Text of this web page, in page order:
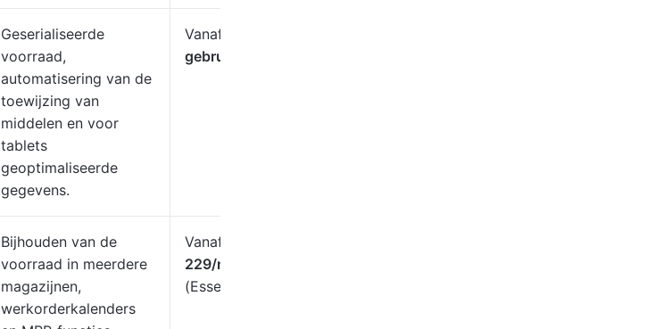
Geserialiseerde
voorraad,
automatisering van de
toewijzing van
middelen en voor
tablets
geoptimaliseerde
gegevens.
Vanaf
gebruiker/maand
Bijhouden van de
voorraad in meerdere
magazijnen,
werkorderkalenders
Vanaf
229/maand
(Essentials)